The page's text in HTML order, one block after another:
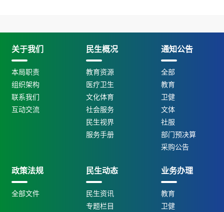
关于我们
本局职责
组织架构
联系我们
互动交流
民生概况
教育资源
医疗卫生
文化体育
社会服务
民生视界
服务手册
通知公告
全部
教育
卫健
文体
社服
部门预决算
采购公告
政策法规
全部文件
民生动态
民生资讯
专题栏目
业务办理
教育
卫健